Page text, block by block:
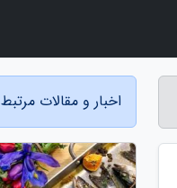
اخبار و مقالات مرتبط